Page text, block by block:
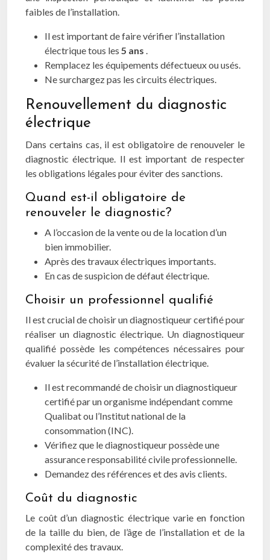
faibles de l’installation.
Il est important de faire vérifier l’installation
électrique tous les 5 ans .
Remplacez les équipements défectueux ou usés.
Ne surchargez pas les circuits électriques.
Renouvellement du diagnostic
électrique
Dans certains cas, il est obligatoire de renouveler le
diagnostic électrique. Il est important de respecter
les obligations légales pour éviter des sanctions.
Quand est-il obligatoire de
renouveler le diagnostic?
A l’occasion de la vente ou de la location d’un
bien immobilier.
Après des travaux électriques importants.
En cas de suspicion de défaut électrique.
Choisir un professionnel qualifié
Il est crucial de choisir un diagnostiqueur certifié pour
réaliser un diagnostic électrique. Un diagnostiqueur
qualifié possède les compétences nécessaires pour
évaluer la sécurité de l’installation électrique.
Il est recommandé de choisir un diagnostiqueur
certifié par un organisme indépendant comme
Qualibat ou l’Institut national de la
consommation (INC).
Vérifiez que le diagnostiqueur possède une
assurance responsabilité civile professionnelle.
Demandez des références et des avis clients.
Coût du diagnostic
Le coût d’un diagnostic électrique varie en fonction
de la taille du bien, de l’âge de l’installation et de la
complexité des travaux.